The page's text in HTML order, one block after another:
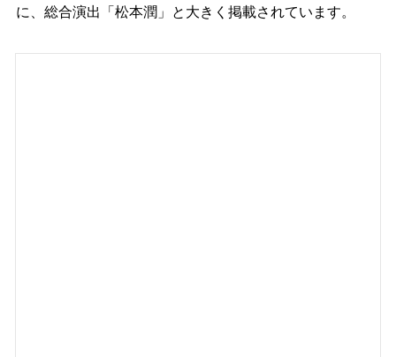
に、総合演出「松本潤」と大きく掲載されています。